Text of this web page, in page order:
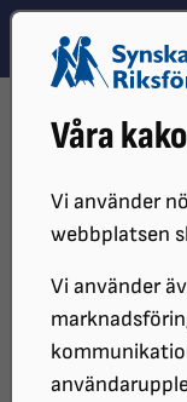
Våra
Vi använder
webbplatsen
Vi använder
Hoppa till
Hoppa till hitta
LARS NORRMANS
Lars
I
från 1964
del av den